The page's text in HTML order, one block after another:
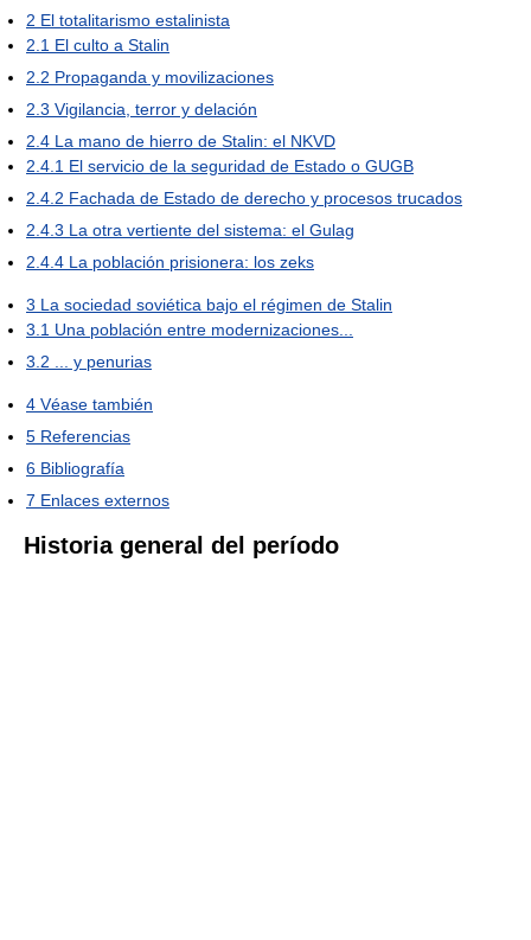
2 El totalitarismo estalinista
2.1 El culto a Stalin
2.2 Propaganda y movilizaciones
2.3 Vigilancia, terror y delación
2.4 La mano de hierro de Stalin: el NKVD
2.4.1 El servicio de la seguridad de Estado o GUGB
2.4.2 Fachada de Estado de derecho y procesos trucados
2.4.3 La otra vertiente del sistema: el Gulag
2.4.4 La población prisionera: los zeks
3 La sociedad soviética bajo el régimen de Stalin
3.1 Una población entre modernizaciones...
3.2
... y penurias
4 Véase también
5 Referencias
6 Bibliografía
7 Enlaces externos
Historia general del período